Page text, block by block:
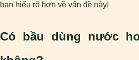
bạn hiểu rõ hơn về vấn đề này!
Có bầu dùng nước